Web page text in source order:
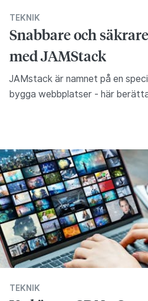
TEKNIK
Snabbare och
med JAMStack
JAMstack är namnet på en
bygga webbplatser - här
TEKNIK